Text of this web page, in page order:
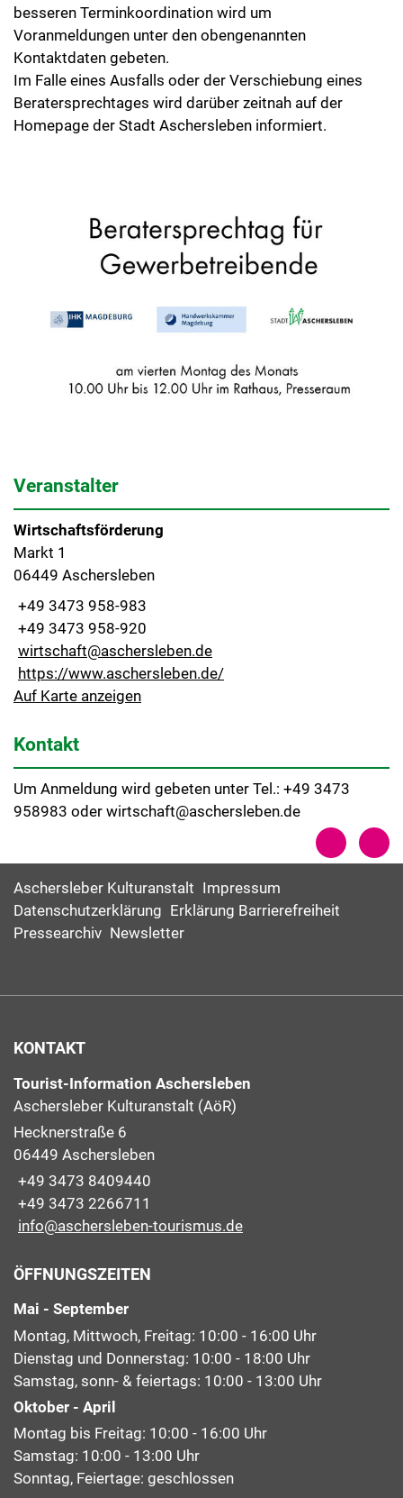
besseren Terminkoordination wird um
Voranmeldungen unter den obengenannten
Kontaktdaten gebeten.
Im Falle eines Ausfalls oder der Verschiebung eines
Beratersprechtages wird darüber zeitnah auf der
Homepage der Stadt Aschersleben informiert.
Veranstalter
Wirtschaftsförderung
Markt 1
06449 Aschersleben
+49 3473 958-983
+49 3473 958-920
wirtschaft@aschersleben.de
https://www.aschersleben.de/
Auf Karte anzeigen
Kontakt
Um Anmeldung wird gebeten unter Tel.: +49 3473
958983 oder wirtschaft@aschersleben.de
Aschersleber Kulturanstalt Impressum
Datenschutzerklärung Erklärung Barrierefreiheit
Pressearchiv Newsletter
KONTAKT
Tourist-Information Aschersleben
Aschersleber Kulturanstalt (AöR)
Hecknerstraße 6
06449 Aschersleben
+49 3473 8409440
+49 3473 2266711
info@aschersleben-tourismus.de
ÖFFNUNGSZEITEN
Mai - September
Montag, Mittwoch, Freitag: 10:00 - 16:00 Uhr
Dienstag und Donnerstag: 10:00 - 18:00 Uhr
Samstag, sonn- & feiertags: 10:00 - 13:00 Uhr
Oktober - April
Montag bis Freitag: 10:00 - 16:00 Uhr
Samstag: 10:00 - 13:00 Uhr
Sonntag, Feiertage: geschlossen